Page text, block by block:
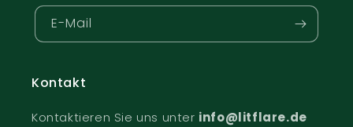
E-Mail
Kontakt
Kontaktieren Sie uns unter info@litflare.de